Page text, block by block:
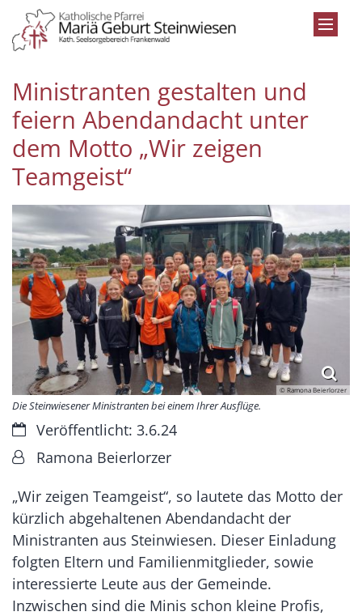
Zum Inhalt springen
Ministranten gestalten und
feiern Abendandacht unter
dem Motto „Wir zeigen
Teamgeist“
© Ramona Beierlorzer
Die Steinwiesener Ministranten bei einem Ihrer Ausflüge.
Datum:Veröffentlicht: 3.6.24
Von:Ramona Beierlorzer
„Wir zeigen Teamgeist“, so lautete das Motto der
kürzlich abgehaltenen Abendandacht der
Ministranten aus Steinwiesen. Dieser Einladung
folgten Eltern und Familienmitglieder, sowie
interessierte Leute aus der Gemeinde.
Inzwischen sind die Minis schon kleine Profis,